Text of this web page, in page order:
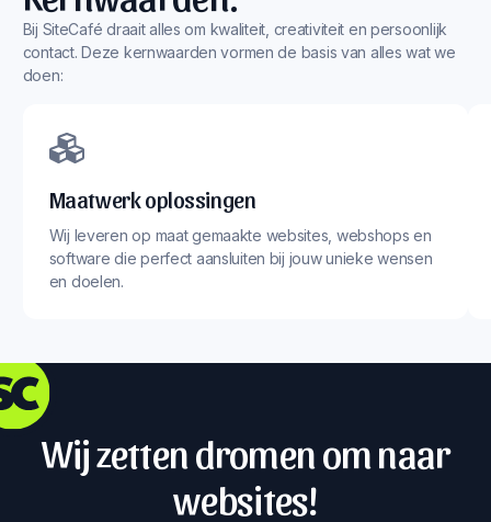
Bij SiteCafé draait alles om kwaliteit, creativiteit en persoonlijk
contact. Deze kernwaarden vormen de basis van alles wat we
doen:
Maatwerk oplossingen
Wij leveren op maat gemaakte websites, webshops en
software die perfect aansluiten bij jouw unieke wensen
en doelen.
Wij zetten dromen om naar
websites!